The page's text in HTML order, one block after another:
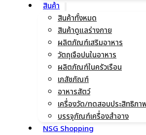
สินค้า
สินค้าทั้งหมด
สินค้าดูแลร่างกาย
ผลิตภัณฑ์เสริมอาหาร
วัตถุเจือปนในอาหาร
ผลิตภัณฑ์ในครัวเรือน
เภสัชภัณฑ์
อาหารสัตว์
เครื่องวัด/ทดสอบประสิทธิภา
บรรจุภัณฑ์เครื่องสำอาง
NSG Shopping